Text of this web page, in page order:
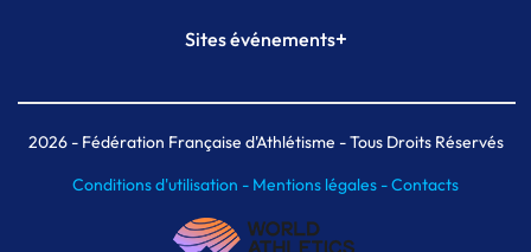
Plateforme Formation
Sites événements+
Meeting de Paris indoor
MAIF Ekiden de Paris
2026- Fédération Française d'Athlétisme - Tous Droits Réservés
Conditions d'utilisation - Mentions légales -Contacts